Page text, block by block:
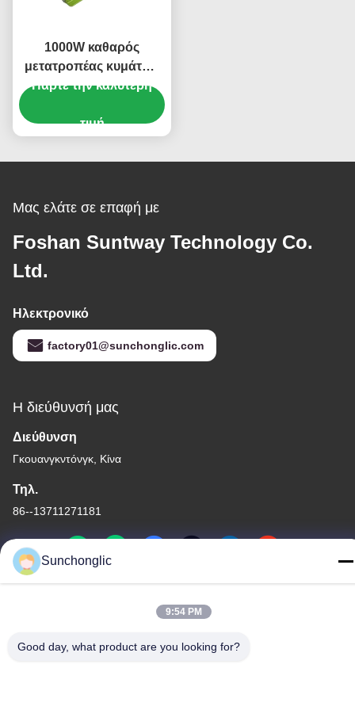
1000W καθαρός
μετατροπέας κυμάτων
sinus 12V DC έως 220V
και πολλαπλές
Πάρτε την καλύτερη
τιμή
Μας ελάτε σε επαφή με
Foshan Suntway Technology Co.
Ltd.
Ηλεκτρονικό
factory01@sunchonglic.com
Η διεύθυνσή μας
Διεύθυνση
Γκουανγκντόνγκ, Κίνα
Τηλ.
86--13711271181
Πολιτική μυστικότητας|
ημιτόνου Προμηθευτής. Πνευματικά δικαιώματα © -2026 Foshan
Sunchonglic
9:54 PM
Good day, what product are you looking for?